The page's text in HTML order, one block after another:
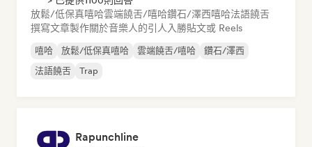
放鬆/低保真嘻哈雲端饒舌/嘻哈鑽石/澤西嘻哈法語饒舌
撰寫文章製作關於音樂人的引人入勝貼文或 Reels
嘻哈 放鬆/低保真嘻哈 雲端饒舌/嘻哈
鑽石/澤西
法語饒舌
Trap
Rapunchline